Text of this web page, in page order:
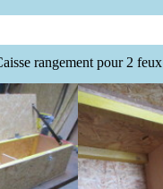
rangement pour 2 feux